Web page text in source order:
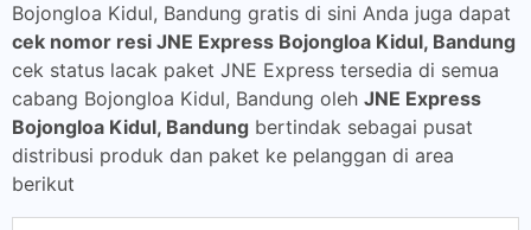
Bojongloa Kidul, Bandung gratis di sini Anda juga dapat
cek nomor resi JNE Express Bojongloa Kidul, Bandung
cek status lacak paket JNE Express tersedia di semua
cabang Bojongloa Kidul, Bandung oleh JNE Express
Bojongloa Kidul, Bandung bertindak sebagai pusat
distribusi produk dan paket ke pelanggan di area
berikut